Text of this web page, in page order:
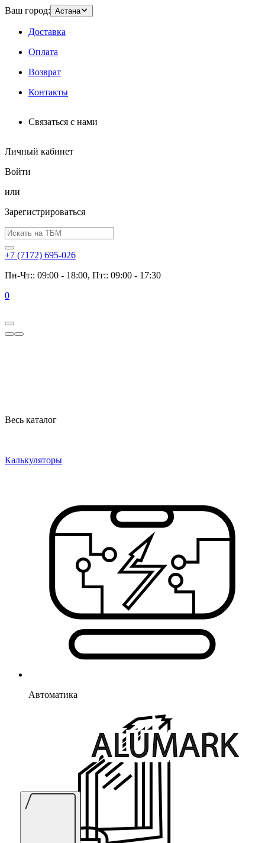
Ваш город: Астана
Доставка
Оплата
Возврат
Контакты
Связаться с нами
Личный кабинет
Войти
или
Зарегистрироваться
+7 (7172) 695-026
Пн-Чт:: 09:00 - 18:00, Пт:: 09:00 - 17:30
0
Весь каталог
Калькуляторы
Автоматика